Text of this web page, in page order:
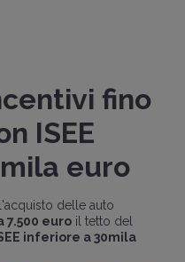
fino
ISEE
euro
delle auto
7.500 euro il tetto del
inferiore a 30mila